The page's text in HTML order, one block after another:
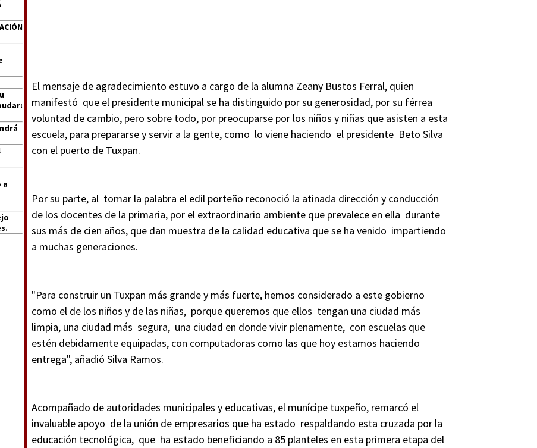
a
El mensaje de agradecimiento estuvo a cargo de la alumna Zeany Bustos Ferral, quien
manifestó que el presidente municipal se ha distinguido por su generosidad, por su férrea
voluntad de cambio, pero sobre todo, por preocuparse por los niños y niñas que asisten a esta
escuela, para prepararse y servir a la gente, como lo viene haciendo el presidente Beto Silva
con el puerto de Tuxpan.
Por su parte, al tomar la palabra el edil porteño reconoció la atinada dirección y conducción
de los docentes de la primaria, por el extraordinario ambiente que prevalece en ella durante
sus más de cien años, que dan muestra de la calidad educativa que se ha venido impartiendo
a muchas generaciones.
"Para construir un Tuxpan más grande y más fuerte, hemos considerado a este gobierno
como el de los niños y de las niñas, porque queremos que ellos tengan una ciudad más
limpia, una ciudad más segura, una ciudad en donde vivir plenamente, con escuelas que
estén debidamente equipadas, con computadoras como las que hoy estamos haciendo
entrega", añadió Silva Ramos.
Acompañado de autoridades municipales y educativas, el munícipe tuxpeño, remarcó el
invaluable apoyo de la unión de empresarios que ha estado respaldando esta cruzada por la
educación tecnológica, que ha estado beneficiando a 85 planteles en esta primera etapa del